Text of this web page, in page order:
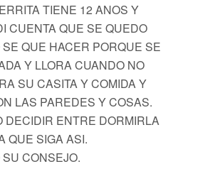
TIENE 12 ANOS Y
CUENTA QUE SE QUEDO
QUE HACER PORQUE SE
Y LLORA CUANDO NO
SU CASITA Y COMIDA Y
LAS PAREDES Y COSAS.
DECIDIR ENTRE DORMIRLA
QUE SIGA ASI.
CONSEJO.